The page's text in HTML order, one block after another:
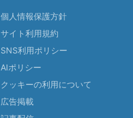
個人情報保護方針
サイト利用規約
SNS利用ポリシー
AIポリシー
クッキーの利用について
広告掲載